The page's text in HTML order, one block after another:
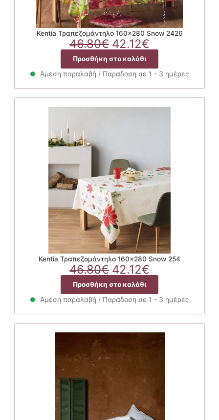
Kentia Τραπεζομάντηλο 160×280 Snow 2426
46.80€ Original
price
was:
46.80€.
42.12€
τρέχουσα
τιμή
είναι:
42.12€.
Προσθήκη στο καλάθι
Άμεση παραλαβή / Παράδοση σε 1 - 3 ημέρες
Kentia Τραπεζομάντηλο 160×280 Snow 254
46.80€ Original
price
was:
46.80€.
42.12€
τρέχουσα
τιμή
είναι:
42.12€.
Προσθήκη στο καλάθι
Άμεση παραλαβή / Παράδοση σε 1 - 3 ημέρες